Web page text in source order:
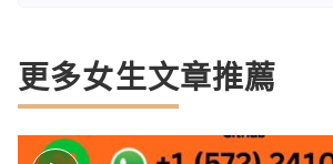
更多女生文章推薦